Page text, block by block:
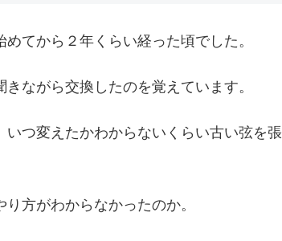
てから２年くらい経った頃でした。
ながら交換したのを覚えています。
つ変えたかわからないくらい古い弦を張
方がわからなかったのか。